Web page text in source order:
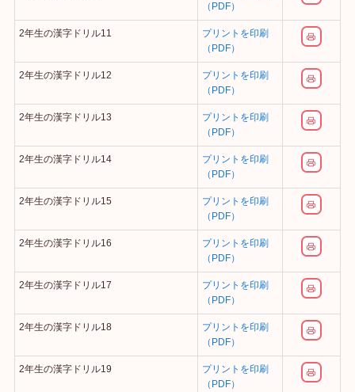
（PDF）
2年生の漢字ドリル11
プリントを印刷
（PDF）
2年生の漢字ドリル12
プリントを印刷
（PDF）
2年生の漢字ドリル13
プリントを印刷
（PDF）
2年生の漢字ドリル14
プリントを印刷
（PDF）
2年生の漢字ドリル15
プリントを印刷
（PDF）
2年生の漢字ドリル16
プリントを印刷
（PDF）
2年生の漢字ドリル17
プリントを印刷
（PDF）
2年生の漢字ドリル18
プリントを印刷
（PDF）
2年生の漢字ドリル19
プリントを印刷
（PDF）